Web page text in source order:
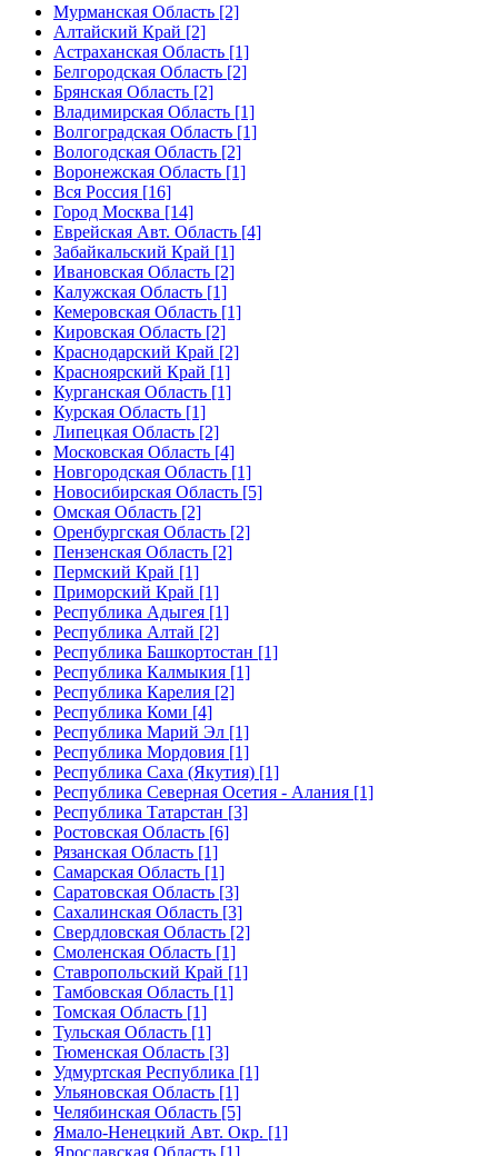
Мурманская Область [2]
Алтайский Край [2]
Астраханская Область [1]
Белгородская Область [2]
Брянская Область [2]
Владимирская Область [1]
Волгоградская Область [1]
Вологодская Область [2]
Воронежская Область [1]
Вся Россия [16]
Город Москва [14]
Еврейская Авт. Область [4]
Забайкальский Край [1]
Ивановская Область [2]
Калужская Область [1]
Кемеровская Область [1]
Кировская Область [2]
Краснодарский Край [2]
Красноярский Край [1]
Курганская Область [1]
Курская Область [1]
Липецкая Область [2]
Московская Область [4]
Новгородская Область [1]
Новосибирская Область [5]
Омская Область [2]
Оренбургская Область [2]
Пензенская Область [2]
Пермский Край [1]
Приморский Край [1]
Республика Адыгея [1]
Республика Алтай [2]
Республика Башкортостан [1]
Республика Калмыкия [1]
Республика Карелия [2]
Республика Коми [4]
Республика Марий Эл [1]
Республика Мордовия [1]
Республика Саха (Якутия) [1]
Республика Северная Осетия - Алания [1]
Республика Татарстан [3]
Ростовская Область [6]
Рязанская Область [1]
Самарская Область [1]
Саратовская Область [3]
Сахалинская Область [3]
Свердловская Область [2]
Смоленская Область [1]
Ставропольский Край [1]
Тамбовская Область [1]
Томская Область [1]
Тульская Область [1]
Тюменская Область [3]
Удмуртская Республика [1]
Ульяновская Область [1]
Челябинская Область [5]
Ямало-Ненецкий Авт. Окр. [1]
Ярославская Область [1]